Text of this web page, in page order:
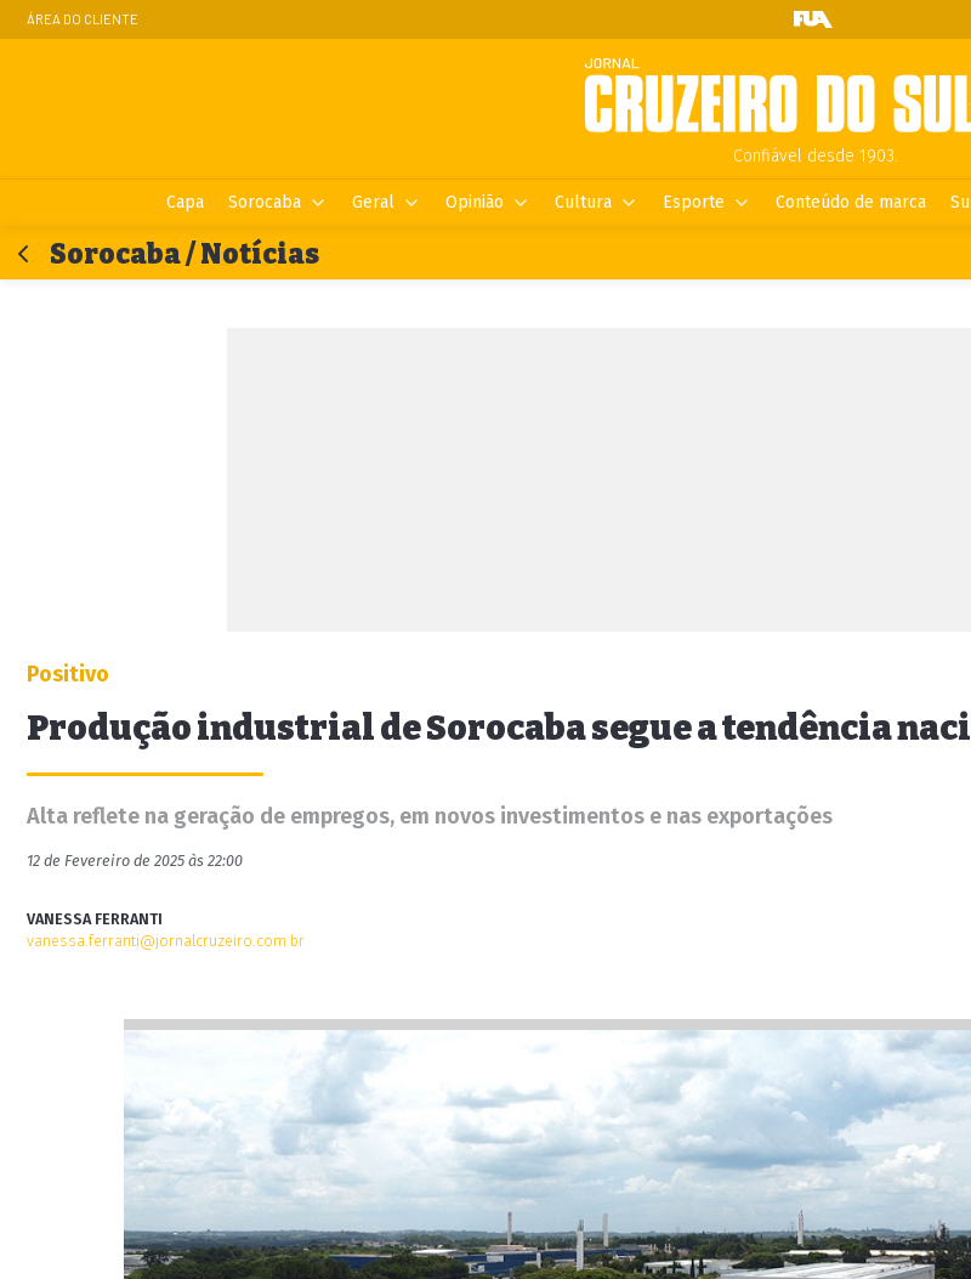
ÁREA DO CLIENTE
Confiável desde 1903.
Capa Sorocaba Geral Opinião Cultura Esporte Conteúdo de marca
Sorocaba / Notícias
Positivo
Produção industrial de Sorocaba segue a tendência
Alta reflete na geração de empregos, em novos investimentos e nas exportações
12 de Fevereiro de 2025 às 22:00
VANESSA FERRANTI
vanessa.ferranti@jornalcruzeiro.com.br